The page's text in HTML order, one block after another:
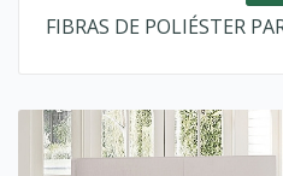
FIBRAS DE POLIÉSTER